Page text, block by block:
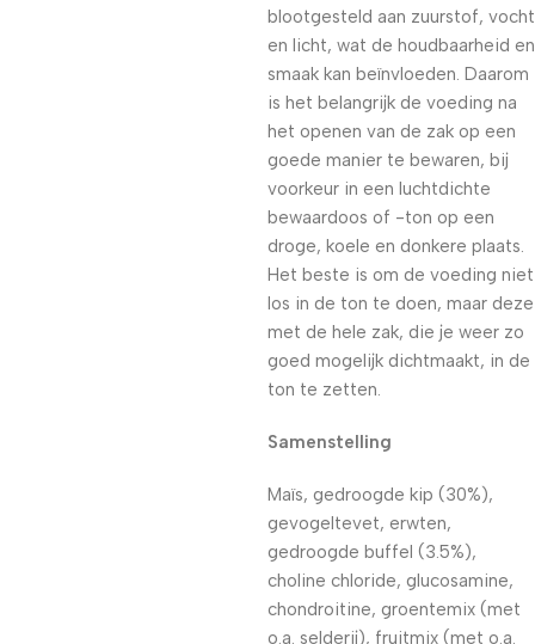
blootgesteld aan zuurstof, vocht
en licht, wat de houdbaarheid en
smaak kan beïnvloeden. Daarom
is het belangrijk de voeding na
het openen van de zak op een
goede manier te bewaren, bij
voorkeur in een luchtdichte
bewaardoos of -ton op een
droge, koele en donkere plaats.
Het beste is om de voeding niet
los in de ton te doen, maar deze
met de hele zak, die je weer zo
goed mogelijk dichtmaakt, in de
ton te zetten.
Samenstelling
Maïs, gedroogde kip (30%),
gevogeltevet, erwten,
gedroogde buffel (3.5%),
choline chloride, glucosamine,
chondroitine, groentemix (met
o.a. selderij), fruitmix (met o.a.